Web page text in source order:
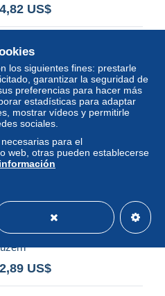
US$
timbre 1947" oblit spéciale de
US$
los siguientes fines: prestarle
garantizar la seguridad de
preferencias para hacer más
estadísticas para adaptar
mostrar vídeos y permitirle
sociales.
para el
web, otras pueden establecerse